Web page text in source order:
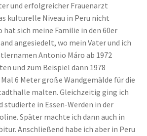
und erfolgreicher Frauenarzt
kulturelle Niveau in Peru nicht
hat sich meine Familie in den 60er
angesiedelt, wo mein Vater und ich
Antonio Máro ab 1972
und zum Beispiel dann 1978
6 Meter große Wandgemälde für die
malten. Gleichzeitig ging ich
studierte in Essen-Werden in der
Später machte ich dann auch in
Anschließend habe ich aber in Peru